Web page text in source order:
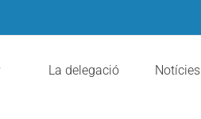
La delegació Notícies